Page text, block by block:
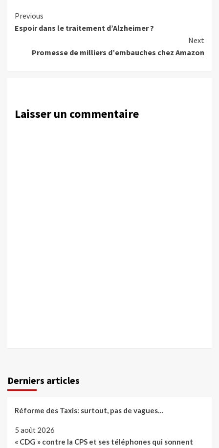
Continue
Reading
Previous
Espoir dans le traitement d’Alzheimer ?
Next
Promesse de milliers d’embauches chez Amazon
Laisser un commentaire
Derniers articles
Réforme des Taxis: surtout, pas de vagues…
5 août 2026
« CDG » contre la CPS et ses téléphones qui sonnent